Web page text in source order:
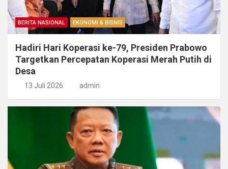
BERITA NASIONAL EKONOMI & BISNIS
Hadiri Hari Koperasi ke-79, Presiden Prabowo
Targetkan Percepatan Koperasi Merah Putih di
Desa
13 Juli 2026 admin